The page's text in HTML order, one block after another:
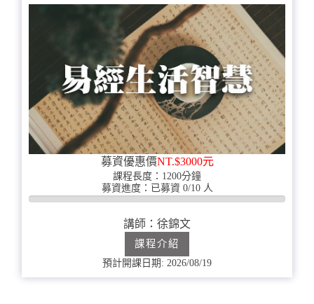
募資優惠價NT.$3000元
課程長度：1200分鐘
募資進度：已募資 0/10 人
0%
講師：徐錦文
課程介紹
預計開課日期: 2026/08/19